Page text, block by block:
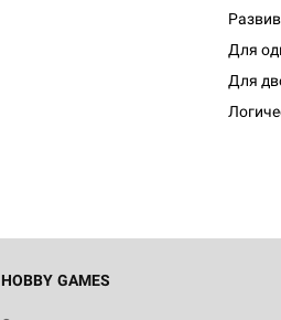
Для
Для
HOBBY GAMES
Настольная игра Hobby World
"Мир фантастики. Спецвыпуск:
империи: Боевая тревога
799